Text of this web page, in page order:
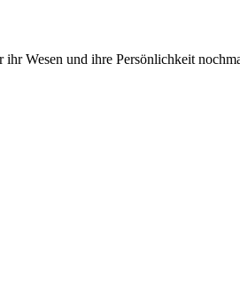
Wesen und ihre Persönlichkeit